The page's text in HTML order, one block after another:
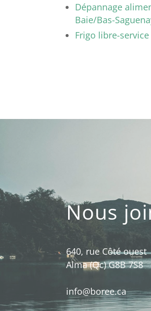
Dépannage
Baie/Bas-
Frigo libre-service
Nous
640, rue Côté ouest
Alma (Qc) G8B 7S8
info@boree.ca